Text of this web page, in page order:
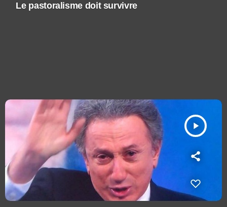
Le pastoralisme doit survivre
play_arrow